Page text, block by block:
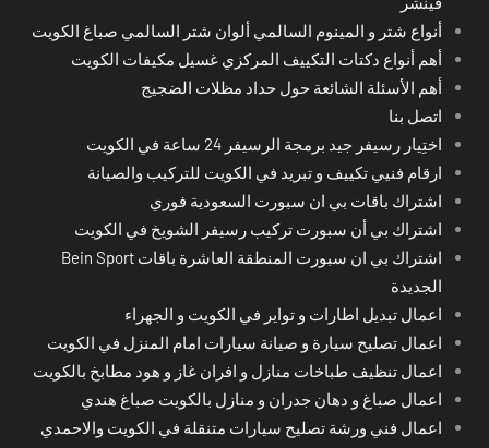
أنواع شتر و المينوم السالمي ألوان شتر السالمي صباغ الكويت
أهم أنواع دكتات التكييف المركزي غسيل مكيفات الكويت
أهم الأسئلة الشائعة حول حداد مظلات الضجيج
اتصل بنا
اختِيار رسيفر جيد برمجة الرسيفر 24 ساعة في الكويت
ارقام فنيي تكييف و تبريد في الكويت للتركيب والصيانة
اشتراك باقات بي ان سبورت السعودية فوري
اشتراك بي أن سبورت تركيب رسيفر الشويخ في الكويت
اشتراك بي ان سبورت المنطقة العاشرة باقات Bein Sport
الجديدة
اعمال تبديل اطارات و تواير في الكويت و الجهراء
اعمال تصليح سيارة و صيانة سيارات امام المنزل في الكويت
اعمال تنظيف طباخات منازل و افران غاز و هود مطابخ بالكويت
اعمال صباغ و دهان جدران و منازل بالكويت صباغ هندي
اعمال فني ورشة تصليح سيارات متنقلة في الكويت والاحمدي